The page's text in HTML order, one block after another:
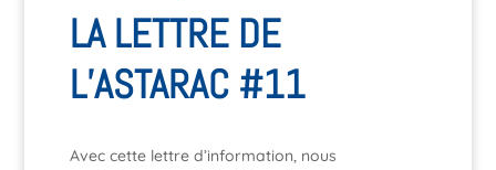
LA LETTRE DE
L’ASTARAC #11
Avec cette lettre d’information, nous